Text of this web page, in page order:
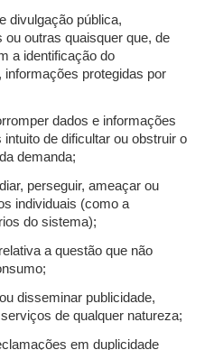
divulgação pública,
outras quaisquer que, de
a identificação do
informações protegidas por
dados e informações
de dificultar ou obstruir o
demanda;
perseguir, ameaçar ou
individuais (como a
do sistema);
a questão que não
disseminar publicidade,
de qualquer natureza;
em duplicidade